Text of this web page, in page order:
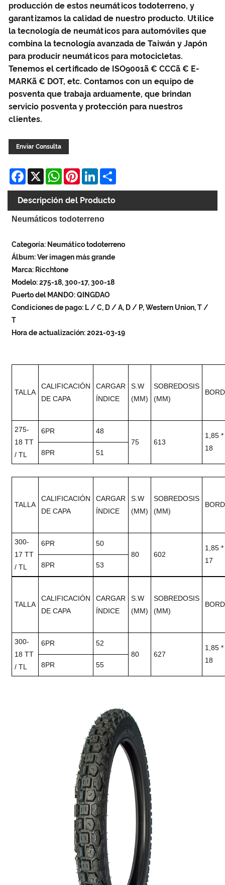
producción de estos neumáticos todoterreno, y
garantizamos la calidad de nuestro producto. Utilice
la tecnología de neumáticos para automóviles que
combina la tecnología avanzada de Taiwán y Japón
para producir neumáticos para motocicletas.
Tenemos el certificado de ISO9001ã € CCCã € E-
MARKã € DOT, etc. Contamos con un equipo de
posventa que trabaja arduamente, que brindan
servicio posventa y protección para nuestros
clientes.
Enviar Consulta
Facebook
X WhatsApp
Pinterest
LinkedIn
Descripción del Producto
Neumáticos todoterreno
Categoría: Neumático todoterreno
Álbum: Ver imagen más grande
Marca: Ricchtone
Modelo: 275-18, 300-17, 300-18
Puerto del MANDO: QINGDAO
Condiciones de pago: L / C, D / A, D / P, Western Union, T /
T
Hora de actualización: 2021-03-19
TALLA
CALIFICACIÓN
DE CAPA
CARGAR
ÍNDICE
S.W
(MM)
SOBREDOSIS
(MM)
275-
18 TT
/ TL
6PR
48
75
613
1,85 *
18
8PR 51
TALLA
CALIFICACIÓN
DE CAPA
CARGAR
ÍNDICE
S.W
(MM)
SOBREDOSIS
(MM)
300-
17 TT
/ TL
6PR
50
80
602
1,85 *
17
8PR 53
TALLA
CALIFICACIÓN
DE CAPA
CARGAR
ÍNDICE
S.W
(MM)
SOBREDOSIS
(MM)
300-
18 TT
/ TL
6PR
52
80
627
1,85 *
18
8PR 55